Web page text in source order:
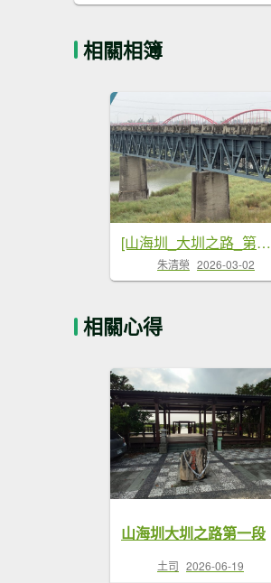
相關相簿
[山海圳_大圳之路_第一段] 2026_0228 茄拔天后宮_南湖口_曾文溪渡槽橋
朱清榮 2026-03-02
相關心得
山海圳大圳之路第一段
土司 2026-06-19